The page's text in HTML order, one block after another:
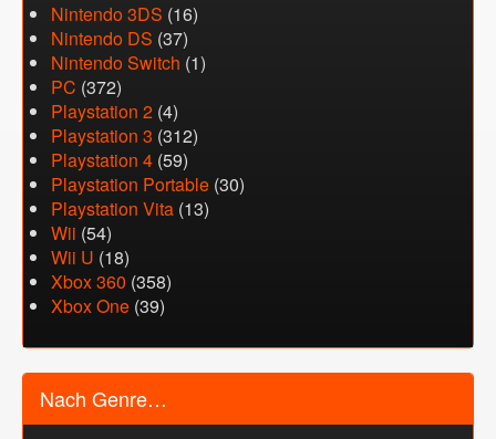
Nintendo 3DS (16)
Nintendo DS (37)
Nintendo Switch (1)
PC (372)
Playstation 2 (4)
Playstation 3 (312)
Playstation 4 (59)
Playstation Portable (30)
Playstation Vita (13)
Wii (54)
Wii U (18)
Xbox 360 (358)
Xbox One (39)
Nach Genre…